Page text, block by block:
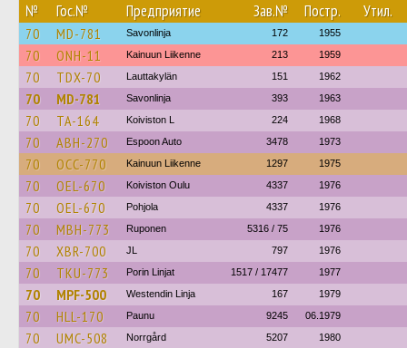
№ Гос.№ Предприятие Зав.№ Постр. Утил.
70 MD-781 Savonlinja 172 1955
70 ONH-11 Kainuun Liikenne 213 1959
70 TDX-70 Lauttakylän 151 1962
70 MD-781 Savonlinja 393 1963
70 TA-164 Koiviston L 224 1968
70 ABH-270 Espoon Auto 3478 1973
70 OCC-770 Kainuun Liikenne 1297 1975
70 OEL-670 Koiviston Oulu 4337 1976
70 OEL-670 Pohjola 4337 1976
70 MBH-773 Ruponen 5316 / 75 1976
70 XBR-700 JL 797 1976
70 TKU-773 Porin Linjat 1517 / 17477 1977
70 MPF-500 Westendin Linja 167 1979
70 HLL-170 Paunu 9245 06.1979
70 UMC-508 Norrgård 5207 1980